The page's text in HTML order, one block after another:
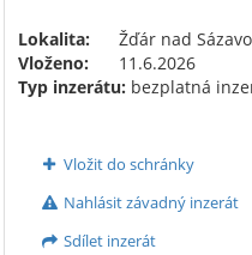
Lokalita:
Žďár nad
Vloženo:
11.6.2026
Typ inzerátu: bezplatná
Vložit do schránky
Nahlásit závadný inzerát
Sdílet inzerát